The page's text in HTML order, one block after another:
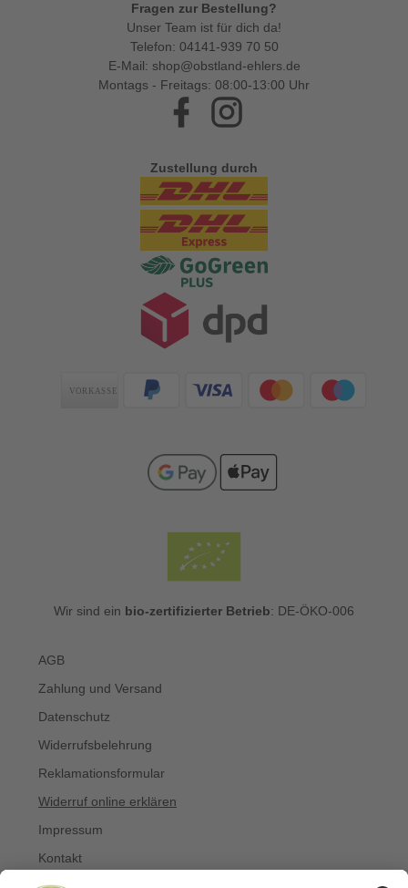
Fragen zur Bestellung?
Unser Team ist für dich da!
Telefon: 04141-939 70 50
E-Mail: shop@obstland-ehlers.de
Montags - Freitags: 08:00-13:00 Uhr
Facebook
Zustellung durch
Zahlungsarten
Wir sind ein bio-zertifizierter Betrieb: DE-ÖKO-006
AGB
Zahlung und Versand
Datenschutz
Widerrufsbelehrung
Reklamationsformular
Widerruf online erklären
Impressum
Kontakt